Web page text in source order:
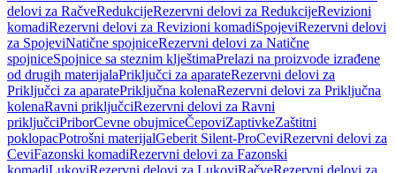
delovi za RačveRedukcijeRezervni delovi za RedukcijeRevizioni
komadiRezervni delovi za Revizioni komadiSpojeviRezervni delovi
za SpojeviNatične spojniceRezervni delovi za Natične
spojniceSpojnice sa steznim klještimaPrelazi na proizvode izrađene
od drugih materijalaPriključci za aparateRezervni delovi za
Priključci za aparatePriključna kolenaRezervni delovi za Priključna
kolenaRavni priključciRezervni delovi za Ravni
priključciPriborCevne obujmiceČepoviZaptivkeZaštitni
poklopacPotrošni materijalGeberit Silent-ProCeviRezervni delovi za
CeviFazonski komadiRezervni delovi za Fazonski
komadiLukoviRezervni delovi za LukoviRačveRezervni delovi za